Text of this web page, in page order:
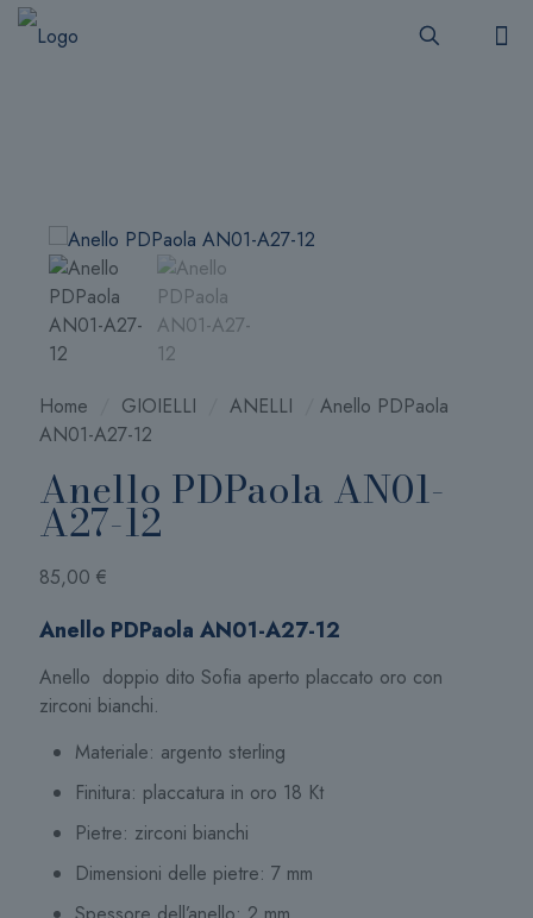
Home GIOIELLI ANELLI
Anello PDPaola
AN01-A27-12
Anello PDPaola AN01-
A27-12
85,00 €
Anello PDPaola AN01-A27-12
Anello doppio dito Sofia aperto placcato oro con
zirconi bianchi.
Materiale: argento sterling
Finitura: placcatura in oro 18 Kt
Pietre: zirconi bianchi
Dimensioni delle pietre: 7 mm